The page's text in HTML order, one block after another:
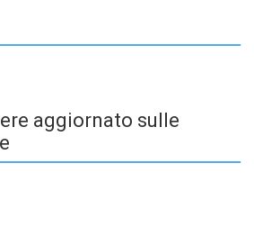
aggiornato sulle